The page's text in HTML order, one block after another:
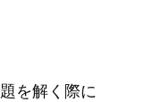
を解く際に